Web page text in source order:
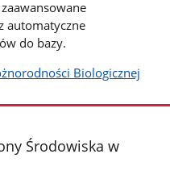
automatyczne
do bazy.
Biologicznej
Środowiska w